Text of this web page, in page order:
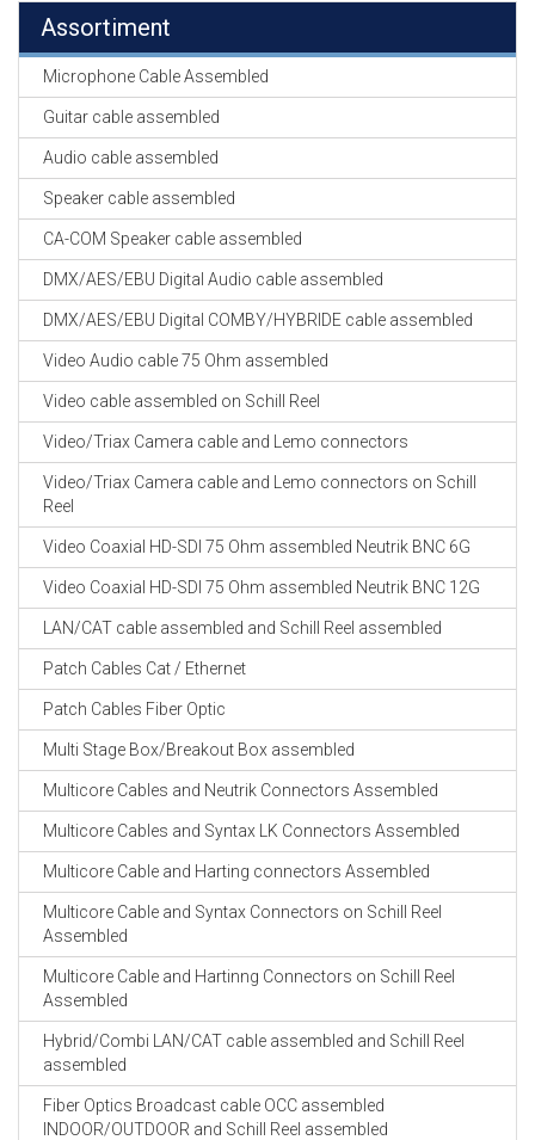
Assortiment
Microphone Cable Assembled
Guitar cable assembled
Audio cable assembled
Speaker cable assembled
CA-COM Speaker cable assembled
DMX/AES/EBU Digital Audio cable assembled
DMX/AES/EBU Digital COMBY/HYBRIDE cable assembled
Video Audio cable 75 Ohm assembled
Video cable assembled on Schill Reel
Video/Triax Camera cable and Lemo connectors
Video/Triax Camera cable and Lemo connectors on Schill
Reel
Video Coaxial HD-SDI 75 Ohm assembled Neutrik BNC 6G
Video Coaxial HD-SDI 75 Ohm assembled Neutrik BNC 12G
LAN/CAT cable assembled and Schill Reel assembled
Patch Cables Cat / Ethernet
Patch Cables Fiber Optic
Multi Stage Box/Breakout Box assembled
Multicore Cables and Neutrik Connectors Assembled
Multicore Cables and Syntax LK Connectors Assembled
Multicore Cable and Harting connectors Assembled
Multicore Cable and Syntax Connectors on Schill Reel
Assembled
Multicore Cable and Hartinng Connectors on Schill Reel
Assembled
Hybrid/Combi LAN/CAT cable assembled and Schill Reel
assembled
Fiber Optics Broadcast cable OCC assembled
INDOOR/OUTDOOR and Schill Reel assembled